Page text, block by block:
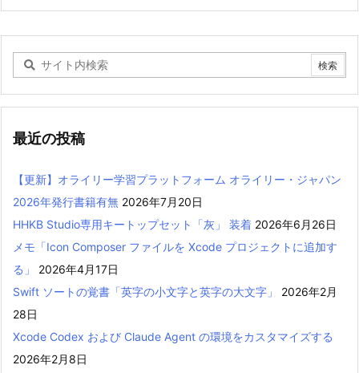
最近の投稿
【更新】オライリー学習プラットフォーム オライリー・ジャパン
2026年発行書籍有無 2026年7月20日
HHKB Studio専用キートップセット「灰」 装着 2026年6月26日
メモ「Icon Composer ファイルを Xcode プロジェクトに追加す
る」
2026年4月17日
Swift ソートの覚書「英字の小文字と英字の大文字」
2026年2月
28日
Xcode Codex および Claude Agent の環境をカスタマイズする
2026年2月8日